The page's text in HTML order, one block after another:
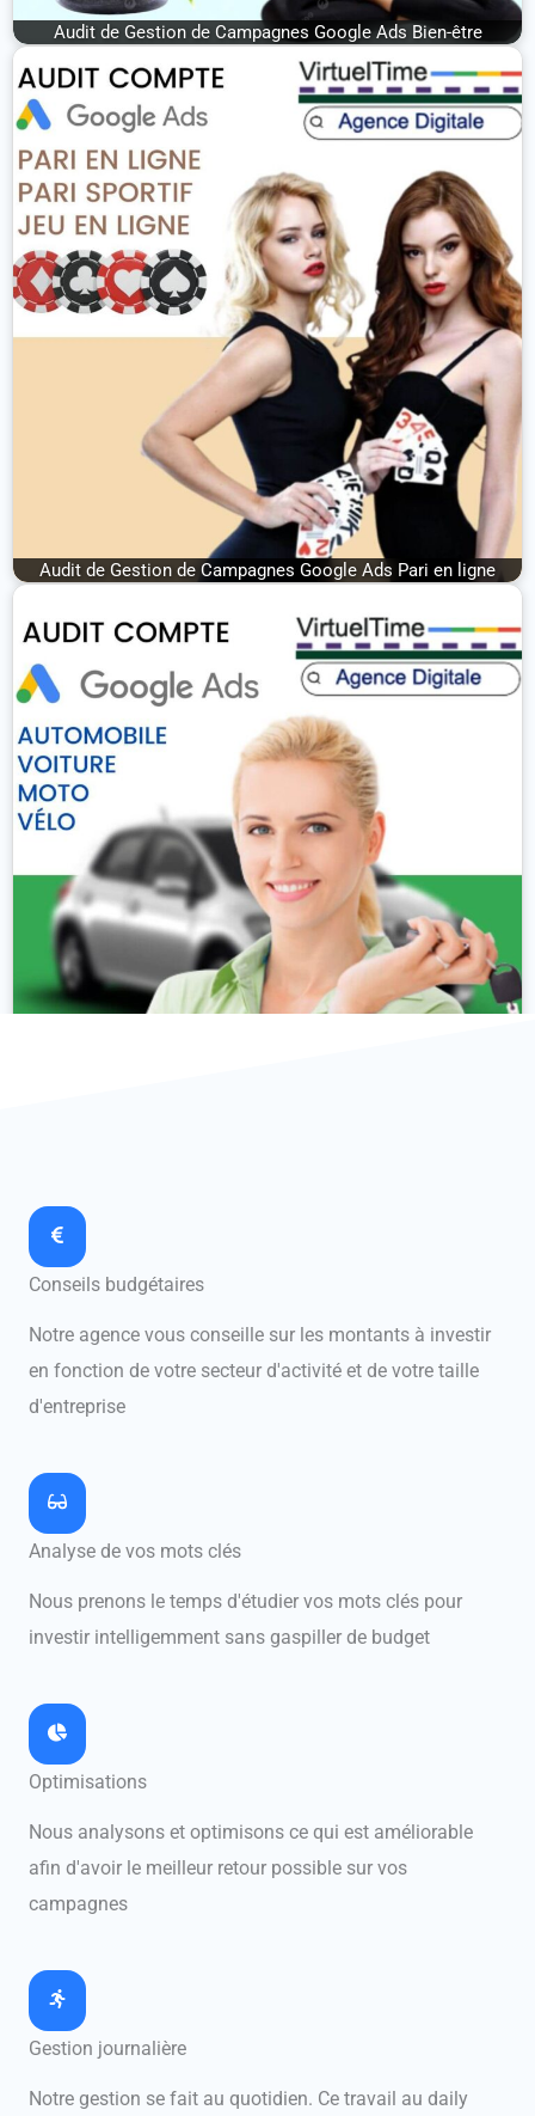
Audit de Gestion de Campagnes Google Ads Bien-être
Audit de Gestion de Campagnes Google Ads Pari en ligne
Conseils budgétaires
Notre agence vous conseille sur les montants à investir
en fonction de votre secteur d'activité et de votre taille
d'entreprise
Analyse de vos mots clés
Nous prenons le temps d'étudier vos mots clés pour
investir intelligemment sans gaspiller de budget
Optimisations
Nous analysons et optimisons ce qui est améliorable
afin d'avoir le meilleur retour possible sur vos
campagnes
Gestion journalière
Notre gestion se fait au quotidien. Ce travail au daily